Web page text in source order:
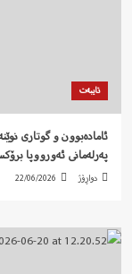
تایبەت
ئامادەبوون و گوتاری
پەرلەمانی ئەورووپا
دواڕۆژ 22/06/2026